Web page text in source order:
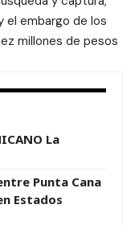
el embargo de los
millones de pesos
La
Punta Cana
Estados